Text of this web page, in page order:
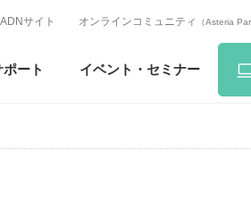
ADNサイト オンラインコミュニティ （Asteria
ポート イベント・ セミナー